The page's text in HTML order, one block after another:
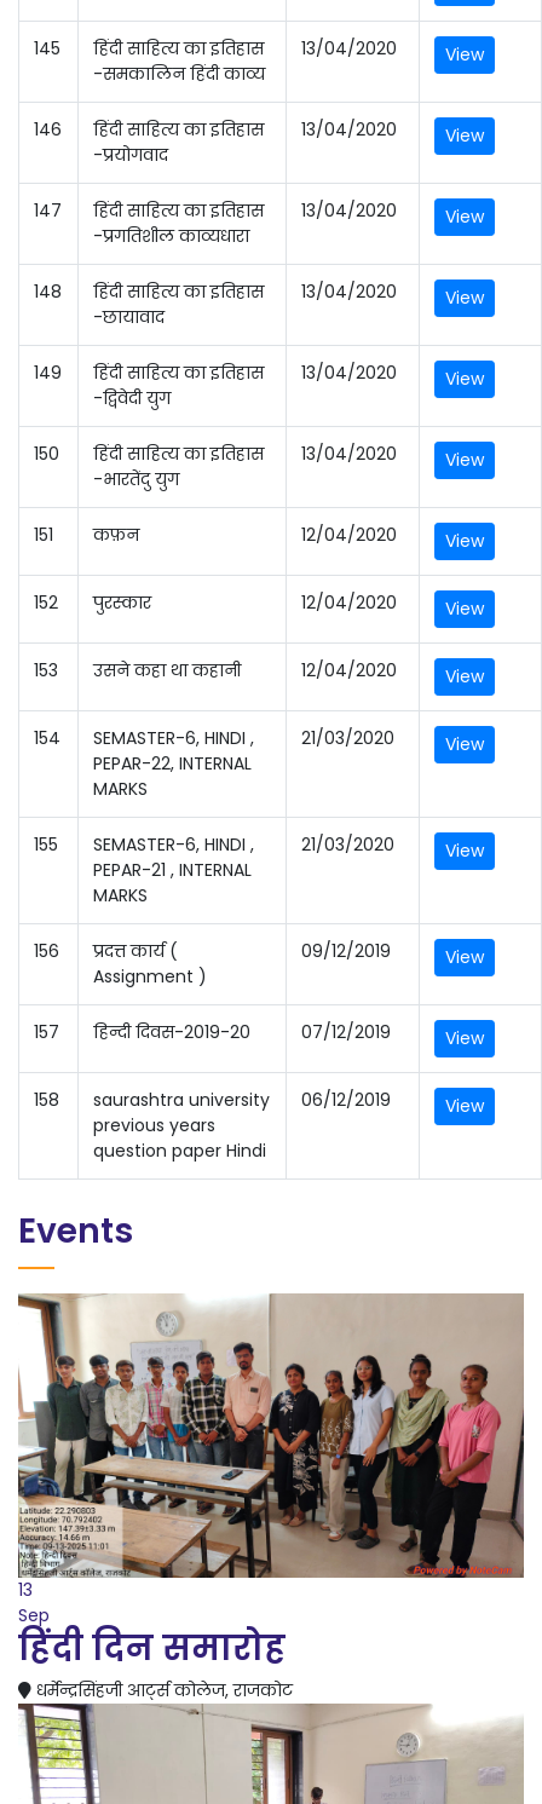
145
हिंदी साहित्य का इतिहास
-समकालिन हिंदी काव्य
13/04/2020 View
146
हिंदी साहित्य का इतिहास
-प्रयोगवाद
13/04/2020 View
147
हिंदी साहित्य का इतिहास
-प्रगतिशील काव्यधारा
13/04/2020 View
148
हिंदी साहित्य का इतिहास
-छायावाद
13/04/2020 View
149
हिंदी साहित्य का इतिहास
-द्विवेदी युग
13/04/2020 View
150
हिंदी साहित्य का इतिहास
-भारतेंदु युग
13/04/2020 View
151 कफ़न 12/04/2020 View
152 पुरस्कार 12/04/2020 View
153 उसने कहा था कहानी 12/04/2020 View
154
SEMASTER-6, HINDI ,
PEPAR-22, INTERNAL
MARKS
21/03/2020 View
155
SEMASTER-6, HINDI ,
PEPAR-21 , INTERNAL
MARKS
21/03/2020 View
156
प्रदत्त कार्य (
Assignment )
09/12/2019 View
157 हिन्दी दिवस-2019-20 07/12/2019 View
158
saurashtra university
previous years
question paper Hindi
06/12/2019 View
Events
13
Sep
हिंदी दिन समारोह
धर्मेन्द्रसिंहजी आर्ट्स कोलेज, राजकोट